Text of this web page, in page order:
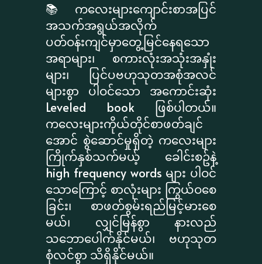
📚 ကလေးများကျောင်းစာအပြင်
အသက်အရွယ်အလိုက်
ပတ်ဝန်းကျင်မှာတွေ့မြင်နေရသော
အရာများ၊ စကားလုံးအသုံးအနှုံး
များ၊ ပြင်ပဗဟုသုတအစုံအလင်
များစွာ ပါဝင်သော အကောင်းဆုံး
Leveled book ဖြစ်ပါတယ်။
ကလေးများကိုယ်တိုင်စာဖတ်ချင်
အောင် စွဲဆောင်မှုရှိတဲ့ ကလေးများ
ကြိုက်နှစ်သက်မယ့် ခေါင်းစဥ်နဲ့
high frequency words များ ပါဝင်
သောကြောင့် စာလုံးများ ကြွယ်ဝစေ
ခြင်း၊ စာဖတ်စွမ်းရည်မြင့်မားစေ
မယ်၊ လျှင်မြန်စွာ နားလည်
သဘောပေါက်နိုင်မယ်၊ ဗဟုသုတ
စုံလင်စွာ သိရှိနိုင်မယ်။